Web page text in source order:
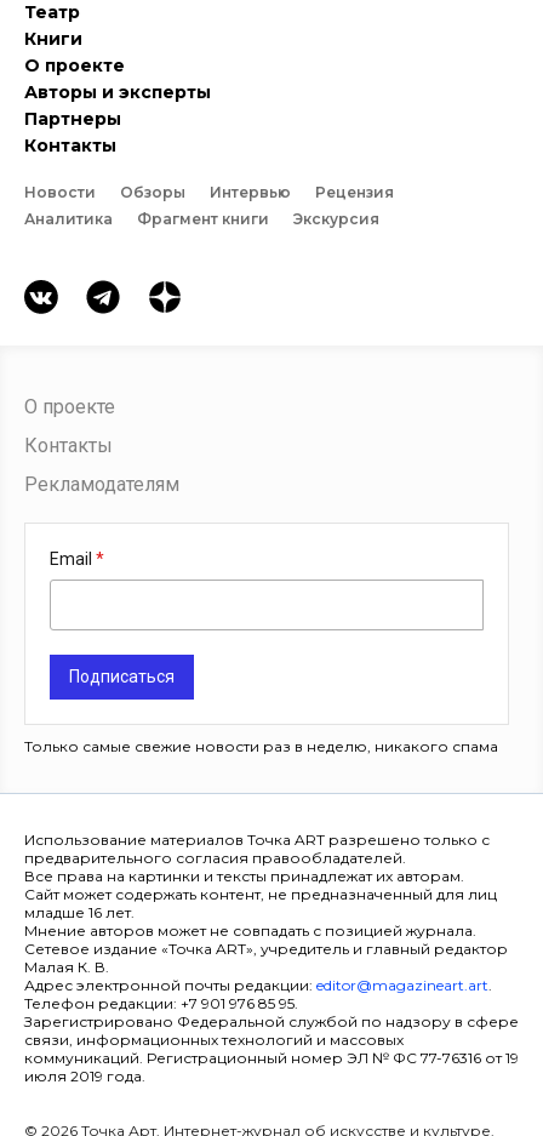
Театр
Книги
О проекте
Авторы и эксперты
Партнеры
Контакты
Новости Обзоры Интервью
Рецензия
Аналитика
Фрагмент книги Экскурсия
О проекте
Контакты
Рекламодателям
Email
Подписаться
Только самые свежие новости раз в неделю, никакого спама
Использование материалов Точка ART разрешено только с
предварительного согласия правообладателей.
Все права на картинки и тексты принадлежат их авторам.
Сайт может содержать контент, не предназначенный для лиц
младше 16 лет.
Мнение авторов может не совпадать с позицией журнала.
Сетевое издание «Точка ART», учредитель и главный редактор
Малая К. В.
Адрес электронной почты редакции: editor@magazineart.art.
Телефон редакции: +7 901 976 85 95.
Зарегистрировано Федеральной службой по надзору в сфере
связи, информационных технологий и массовых
коммуникаций. Регистрационный номер ЭЛ № ФС 77-76316 от 19
июля 2019 года.
© 2026 Точка Арт. Интернет-журнал об искусстве и культуре.